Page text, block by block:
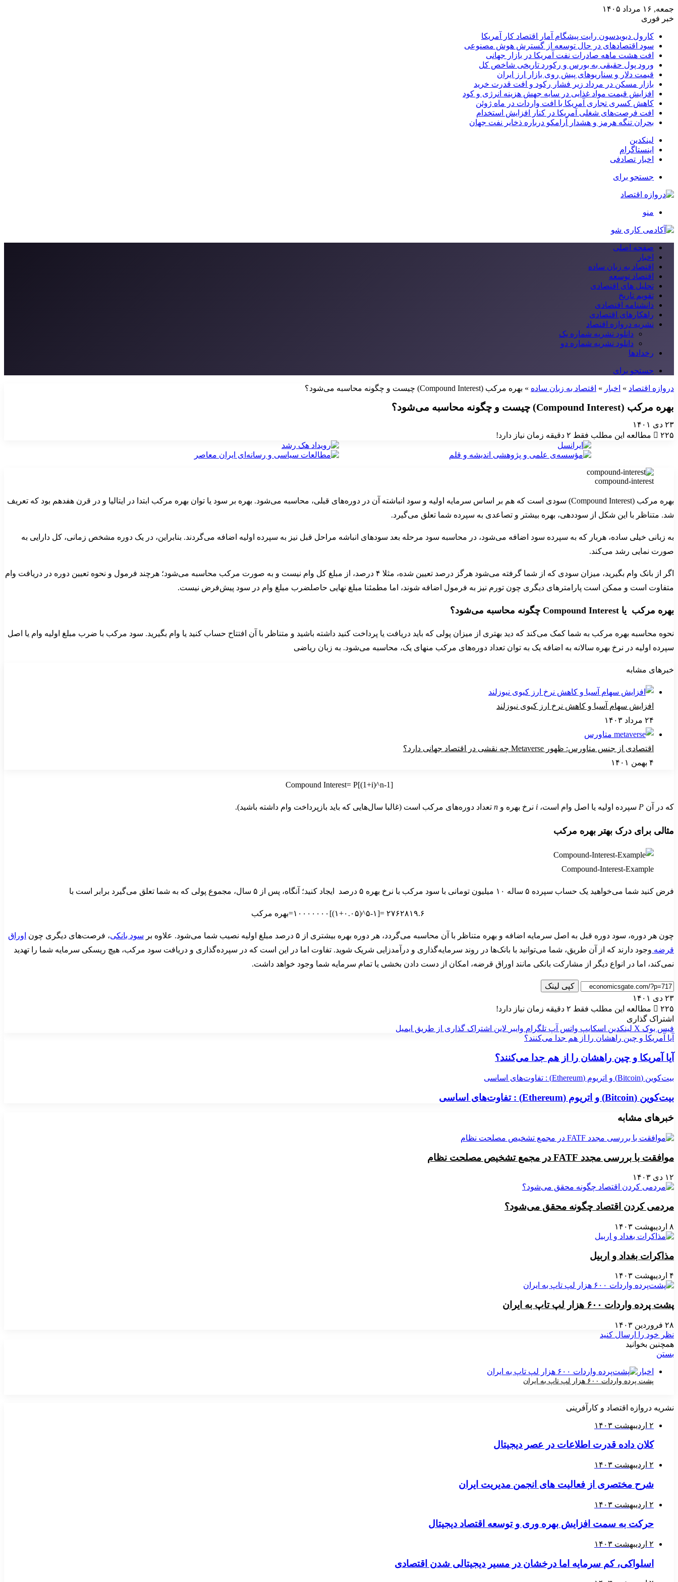
جمعه, ۱۶ مرداد ۱۴۰۵
خبر فوری
کارول دیویدسون رایت پیشگام آمار اقتصاد کار آمریکا
سود اقتصادهای در حال توسعه از گسترش هوش مصنوعی
افت هشت ماهه صادرات نفت آمریکا در بازار جهانی
ورود پول حقیقی به بورس و رکورد تاریخی شاخص کل
قیمت دلار و سناریوهای پیش روی بازار ارز ایران
بازار مسکن در مرداد زیر فشار رکود و افت قدرت خرید
افزایش قیمت مواد غذایی در سایه جهش هزینه انرژی و کود
کاهش کسری تجاری آمریکا با افت واردات در ماه ژوئن
افت فرصت‌های شغلی آمریکا در کنار افزایش استخدام
بحران تنگه هرمز و هشدار آرامکو درباره ذخایر نفت جهان
لینکدین
اینستاگرام
اخبار تصادفی
جستجو برای
منو
صفحه اصلی
اخبار
اقتصاد به زبان ساده
اقتصاد توسعه
تحلیل های اقتصادی
تقویم تاریخ
دانشنامه اقتصادی
راهکارهای اقتصادی
نشریه دروازه اقتصاد
دانلود نشریه شماره یک
دانلود نشریه شماره دو
رخدادها
جستجو برای
دروازه اقتصاد » اخبار » اقتصاد به زبان ساده » بهره مرکب (Compound Interest) چیست و چگونه محاسبه می‌شود؟
بهره مرکب (Compound Interest) چیست و چگونه محاسبه می‌شود؟
۲۳ دی ۱۴۰۱
۲۲۵
مطالعه این مطلب فقط ۲ دقیقه زمان نیاز دارد!
compound-interest
بهره مرکب (Compound Interest) سودی است که هم بر اساس سرمایه اولیه و سود انباشته آن در دوره‌های قبلی، محاسبه می‌شود. بهره بر سود یا توان بهره مرکب ابتدا در ایتالیا و در قرن هفدهم بود که تعریف
شد. متناظر با این شکل از سوددهی، بهره بیشتر و تصاعدی به سپرده شما تعلق می‌گیرد.
به زبانی خیلی ساده، هربار که به سپرده سود اضافه می‌شود، در محاسبه سود مرحله بعد سودهای انباشه مراحل قبل نیز به سپرده اولیه اضافه می‌گردند. بنابراین، در یک دوره مشخص زمانی، کل دارایی به
صورت نمایی رشد می‌کند.
اگر از بانک وام بگیرید، میزان سودی که از شما گرفته می‌شود هرگز درصد تعیین شده، مثلا ۴ درصد، از مبلغ کل وام نیست و به صورت مرکب محاسبه می‌شود؛ هرچند فرمول و نحوه تعیین دوره در دریافت وام
متفاوت است و ممکن است پارامترهای دیگری چون تورم نیز به فرمول اضافه شوند، اما مطمئنا مبلغ نهایی حاصلضرب مبلغ وام در سود پیش‌فرض نیست.
بهره مرکب یا Compound Interest چگونه محاسبه می‌شود؟
نحوه محاسبه بهره مرکب به شما کمک می‌کند که دید بهتری از میزان پولی که باید دریافت یا پرداخت کنید داشته باشید و متناظر با آن افتتاح حساب کنید یا وام بگیرید. سود مرکب با ضرب مبلغ اولیه وام یا اصل
سپرده اولیه در نرخ بهره سالانه به اضافه یک به توان تعداد دوره‌های مرکب منهای یک، محاسبه می‌شود. به زبان ریاضی
خبرهای مشابه
افزایش سهام آسیا و کاهش نرخ ارز کیوی نیوزلند
۲۴ مرداد ۱۴۰۳
اقتصادی از جنس متاورس: ظهور Metaverse چه نقشی در اقتصاد جهانی دارد؟
۴ بهمن ۱۴۰۱
Compound Interest= P[(1+i)^n-1]
که در آن P سپرده اولیه یا اصل وام است، i نرخ بهره و n تعداد دوره‌های مرکب است (غالبا سال‌هایی که باید بازپرداخت وام داشته باشید).
مثالی برای درک بهتر بهره مرکب
Compound-Interest-Example
فرض کنید شما می‌خواهید یک حساب سپرده ۵ ساله ۱۰ میلیون تومانی با سود مرکب با نرخ بهره ۵ درصد ایجاد کنید؛ آنگاه، پس از ۵ سال، مجموع پولی که به شما تعلق می‌‌گیرد برابر است با
چون هر دوره، سود دوره قبل به اصل سرمایه اضافه و بهره متناظر با آن محاسبه می‌گردد، هر دوره بهره بیشتری از ۵ درصد مبلغ اولیه نصیب شما می‌شود. علاوه بر سود بانکی، فرصت‌های دیگری چون اوراق
قرضه وجود دارند که از آن طریق، شما می‌توانید با بانک‌ها در روند سرمایه‌گذاری و درآمدزایی شریک شوید. تفاوت اما در این است که در سپرده‌گذاری و دریافت سود مرکب، هیچ ریسکی سرمایه شما را تهدید
نمی‌کند، اما در انواع دیگر از مشارکت بانکی مانند اوراق قرضه، امکان از دست دادن بخشی یا تمام سرمایه شما وجود خواهد داشت.
کپی لینک
۲۳ دی ۱۴۰۱
۲۲۵
مطالعه این مطلب فقط ۲ دقیقه زمان نیاز دارد!
اشتراک گذاری
فیس بوک X لینکدین اسکایپ واتس آپ تلگرام وایبر لاین اشتراک گذاری از طریق ایمیل
آیا آمریکا و چین راهشان را از هم جدا می‌کنند؟
آیا آمریکا و چین راهشان را از هم جدا می‌کنند؟
بیت‌کوین (Bitcoin) و اتریوم (Ethereum) : تفاوت‌های اساسی
بیت‌کوین (Bitcoin) و اتریوم (Ethereum) : تفاوت‌های اساسی
خبرهای مشابه
موافقت با بررسی مجدد FATF در مجمع تشخیص مصلحت نظام
۱۲ دی ۱۴۰۳
مردمی کردن اقتصاد چگونه محقق می‌شود؟
۸ اردیبهشت ۱۴۰۳
مذاکرات بغداد و اربیل
۴ اردیبهشت ۱۴۰۳
پشت پرده واردات ۶۰۰ هزار لپ‌ تاپ به ایران
۲۸ فروردین ۱۴۰۳
نظر خود را ارسال کنید
همچنین بخوانید
بستن
اخبار
پشت پرده واردات ۶۰۰ هزار لپ‌ تاپ به ایران
نشریه دروازه اقتصاد و کارآفرینی
۲ اردیبهشت ۱۴۰۳
کلان داده قدرت اطلاعات در عصر دیجیتال
۲ اردیبهشت ۱۴۰۳
شرح مختصری از فعالیت های انجمن مدیریت ایران
۲ اردیبهشت ۱۴۰۳
حرکت به سمت افزایش بهره وری و توسعه اقتصاد دیجیتال
۲ اردیبهشت ۱۴۰۳
اسلواکی، کم سرمایه اما درخشان در مسیر دیجیتالی شدن اقتصادی